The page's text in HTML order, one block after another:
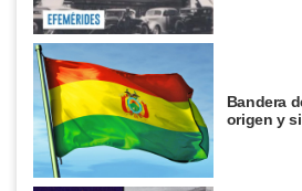
Bandera
origen y